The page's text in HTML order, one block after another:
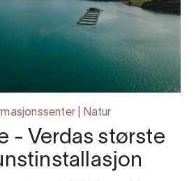
| Natur
- Verdas største